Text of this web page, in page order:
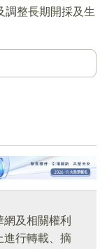
調整長期開採及生
及相關權利
進行轉載、摘